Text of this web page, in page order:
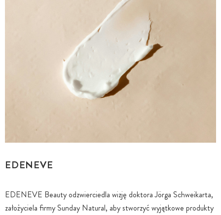
EDENEVE
EDENEVE Beauty odzwierciedla wizję doktora Jörga Schweikarta,
założyciela firmy Sunday Natural, aby stworzyć wyjątkowe produkty